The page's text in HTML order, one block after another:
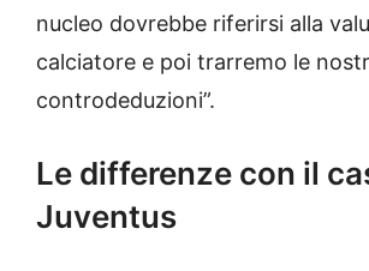
nucleo dovrebbe riferirsi alla
calciatore e poi trarremo le
controdeduzioni”.
Le differenze con il
Juventus